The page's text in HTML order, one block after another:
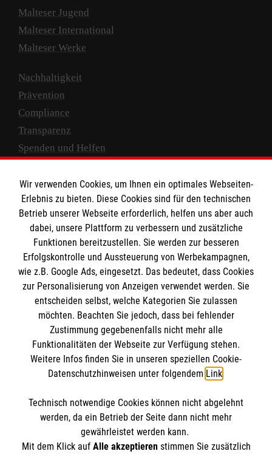
Malteser Jugend
Malteser International
Malteser Werke
Nachhaltigkeit
Prävention
Compliance
Transparenz
Spenden und Helfen
Empfänger: Malteser Hilfsdienst e.V.
IBAN: DE10 3706 0120 1201 2000 12
BIC: GENODED 1PA7
Newsletter abonnieren
Cookies verwalten|AGB|Impressum|Datenschutz
Barrierefreiheit |Kontakt| Sharepoint|Mediathek
Wir verwenden Cookies, um Ihnen ein optimales Webseiten-
Erlebnis zu bieten. Diese Cookies sind für den technischen
Betrieb unserer Webseite erforderlich, helfen uns aber auch
dabei, unsere Plattform zu verbessern und zusätzliche
Funktionen bereitzustellen. Sie werden zur besseren
Erfolgskontrolle und Aussteuerung von Werbekampagnen,
wie z.B. Google Ads, eingesetzt. Das bedeutet, dass Cookies
zur Personalisierung von Anzeigen verwendet werden. Sie
entscheiden selbst, welche Kategorien Sie zulassen
möchten. Beachten Sie jedoch, dass bei fehlender
Zustimmung gegebenenfalls nicht mehr alle
Funktionalitäten der Webseite zur Verfügung stehen.
Weitere Infos finden Sie in unseren speziellen Cookie-
Datenschutzhinweisen unter folgendem Link.
Technisch notwendige Cookies können nicht abgelehnt
werden, da ein Betrieb der Seite dann nicht mehr
gewährleistet werden kann.
Mit dem Klick auf Alle akzeptierenstimmen Sie zusätzlich